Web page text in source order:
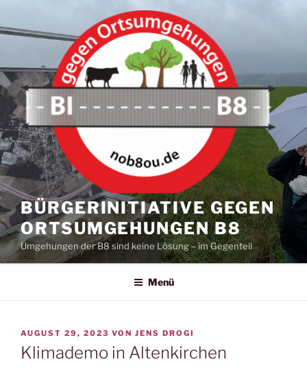
Inhalt
springen
BÜRGERINITIATIVE GEGEN
ORTSUMGEHUNGEN B8
Umgehungen der B8 sind keine Lösung – im Gegenteil
Menü
VERÖFFENTLICHT
AM
AUGUST 29, 2023 VON JENS DROGI
Klimademo in Altenkirchen